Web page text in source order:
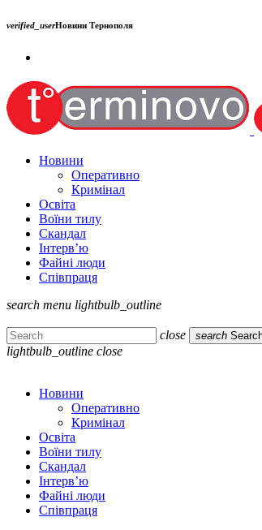
verified_userНовини Тернополя
Новини
Оперативно
Кримінал
Освіта
Воїни тилу
Скандал
Інтерв’ю
Файні люди
Співпраця
search menu lightbulb_outline
close search
lightbulb_outline close
Новини
Оперативно
Кримінал
Освіта
Воїни тилу
Скандал
Інтерв’ю
Файні люди
Співпраця